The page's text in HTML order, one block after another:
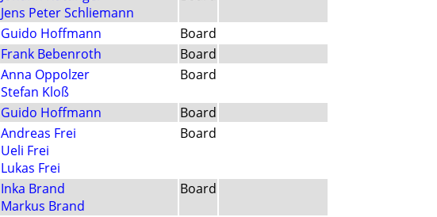
Jens Peter Schliemann
Guido Hoffmann
Board
Frank Bebenroth
Board
Anna Oppolzer
Stefan Kloß
Board
Guido Hoffmann
Board
Andreas Frei
Ueli Frei
Lukas Frei
Board
Inka Brand
Markus Brand
Board